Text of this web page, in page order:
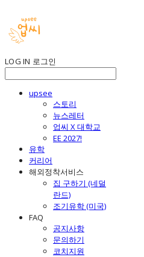
LOG IN 로그인
upsee
스토리
뉴스레터
업씨 X 대학교
EE 2027!
유학
커리어
해외정착서비스
집 구하기 (네덜
란드)
조기유학 (미국)
FAQ
공지사항
문의하기
코치지원